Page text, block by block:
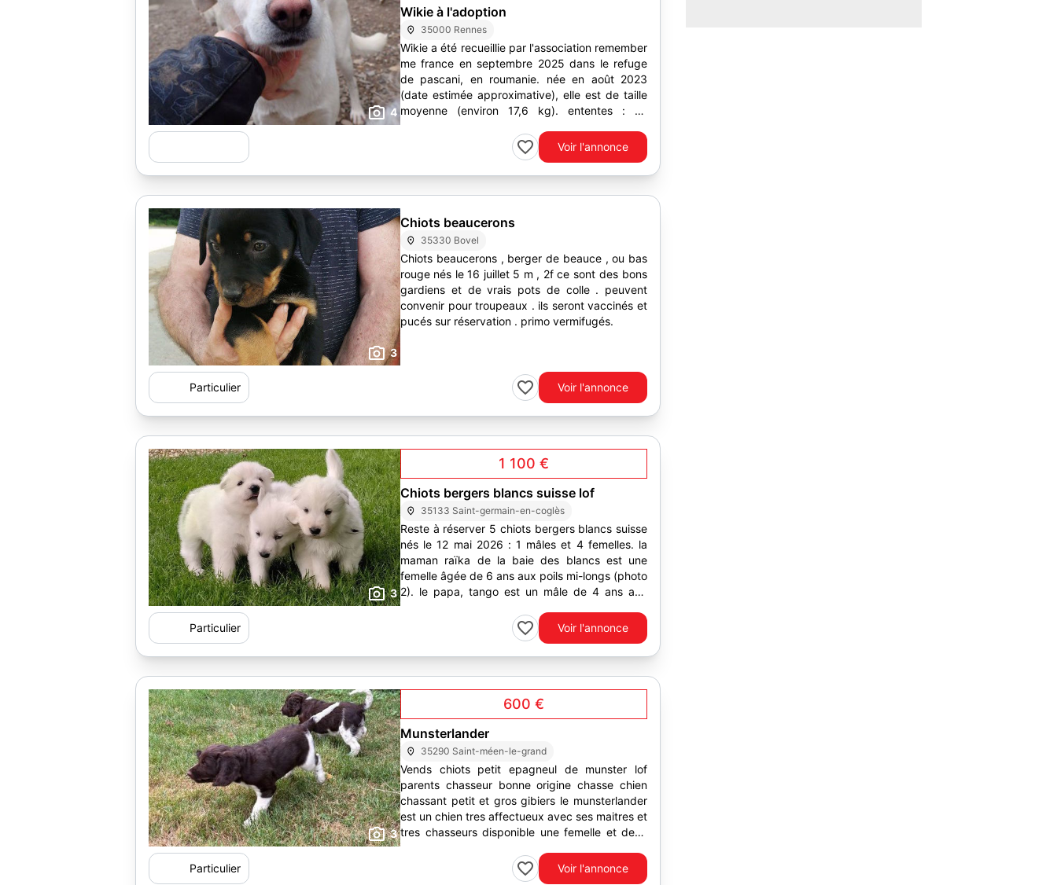
4
Wikie à l'adoption
35000 Rennes
Wikie a été recueillie par l'association remember
me france en septembre 2025 dans le refuge
de pascani, en roumanie. née en août 2023
(date estimée approximative), elle est de taille
moyenne (environ 17,6 kg). ententes : ok
Voir l'annonce
3
Chiots beaucerons
35330 Bovel
Chiots beaucerons , berger de beauce , ou bas
rouge nés le 16 juillet 5 m , 2f ce sont des bons
gardiens et de vrais pots de colle . peuvent
convenir pour troupeaux . ils seront vaccinés et
pucés sur réservation . primo vermifugés.
Particulier Voir l'annonce
3
1 100 €
Chiots bergers blancs suisse lof
35133 Saint-germain-en-coglès
Reste à réserver 5 chiots bergers blancs suisse
nés le 12 mai 2026 : 1 mâles et 4 femelles. la
maman raïka de la baie des blancs est une
femelle âgée de 6 ans aux poils mi-longs (photo
2). le papa, tango est un mâle de 4 ans aux
Particulier
Voir l'annonce
3
600 €
Munsterlander
35290 Saint-méen-le-grand
Vends chiots petit epagneul de munster lof
parents chasseur bonne origine chasse chien
chassant petit et gros gibiers le munsterlander
est un chien tres affectueux avec ses maitres et
tres chasseurs disponible une femelle et deux
Particulier
Voir l'annonce